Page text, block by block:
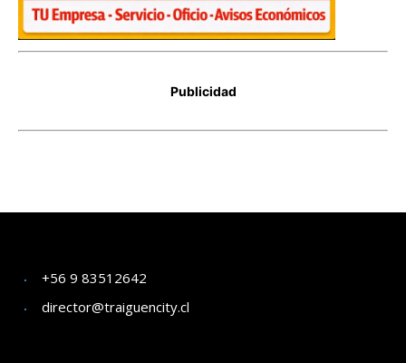
+56 9 83512642
director@traiguencity.cl